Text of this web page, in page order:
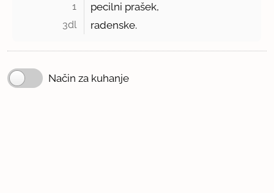
1 pecilni prašek,
3dl radenske.
Način za kuhanje